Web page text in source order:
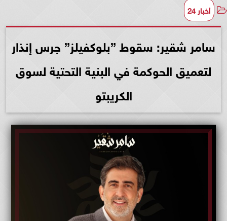
أخبار 24
سامر شقير: سقوط ”بلوكفيلز” جرس إنذار
لتعميق الحوكمة في البنية التحتية لسوق
الكريبتو